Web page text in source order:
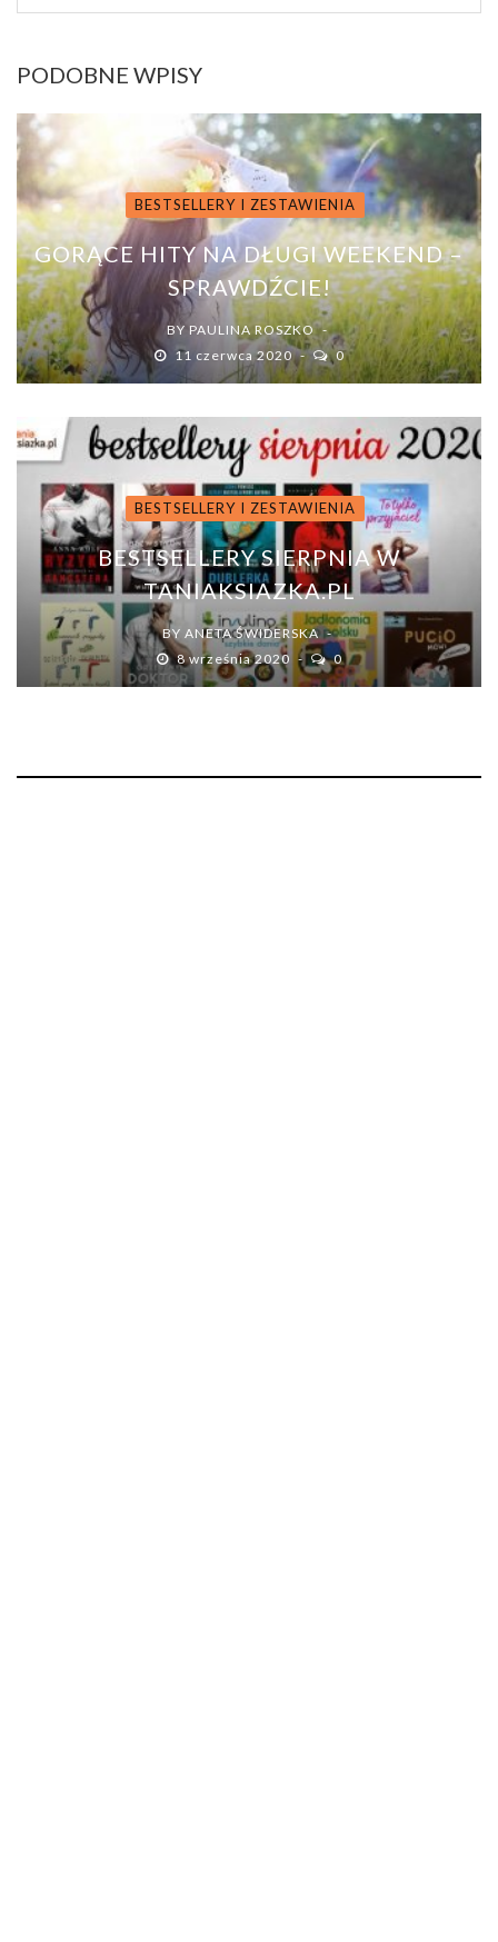
PODOBNE WPISY
BESTSELLERY I ZESTAWIENIA
GORĄCE HITY NA DŁUGI WEEKEND –
SPRAWDŹCIE!
BY PAULINA ROSZKO
11 czerwca 2020
0
BESTSELLERY I ZESTAWIENIA
BESTSELLERY SIERPNIA W
TANIAKSIAZKA.PL
BY ANETA ŚWIDERSKA
8 września 2020
0